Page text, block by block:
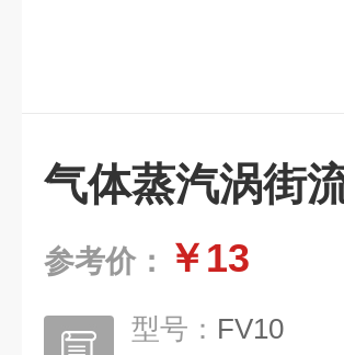
气体蒸汽涡街
参考价： ￥13
型号： FV10